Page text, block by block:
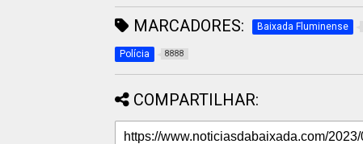
MARCADORES: Baixada Fluminense
Polícia 8888
COMPARTILHAR: